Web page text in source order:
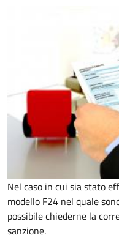
Nel caso in cui sia stato
modello F24 nel quale
possibile chiederne la
sanzione.